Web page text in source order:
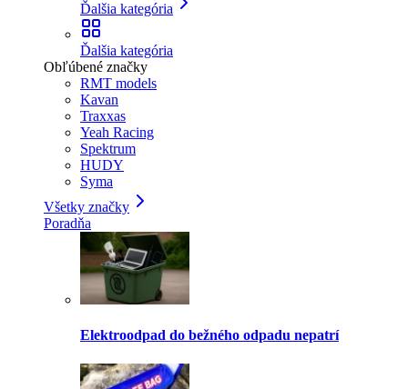
Ďalšia kategória
Ďalšia kategória
Obľúbené značky
RMT models
Kavan
Traxxas
Yeah Racing
Spektrum
HUDY
Syma
Všetky značky
Poradňa
Elektroodpad do bežného odpadu nepatrí